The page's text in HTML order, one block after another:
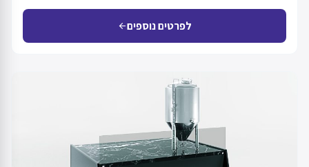
לפרטים נוספיםarrow_back